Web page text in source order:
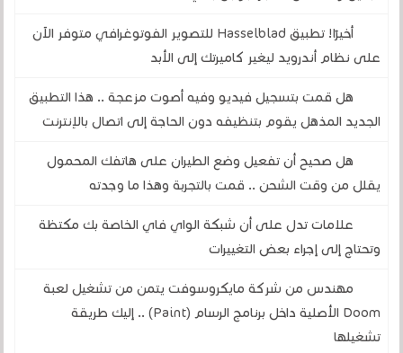
أخيرًا! تطبيق Hasselblad للتصوير الفوتوغرافي متوفر الآن
على نظام أندرويد ليغير كاميرتك إلى الأبد
هل قمت بتسجيل فيديو وفيه أصوت مزعجة .. هذا التطبيق
الجديد المذهل يقوم بتنظيفه دون الحاجة إلى اتصال بالإنترنت
هل صحيح أن تفعيل وضع الطيران على هاتفك المحمول
يقلل من وقت الشحن .. قمت بالتجربة وهذا ما وجدته
علامات تدل على أن شبكة الواي فاي الخاصة بك مكتظة
وتحتاج إلى إجراء بعض التغييرات
مهندس من شركة مايكروسوفت يتمن من تشغيل لعبة
Doom الأصلية داخل برنامج الرسام (Paint) .. إليك طريقة
تشغيلها